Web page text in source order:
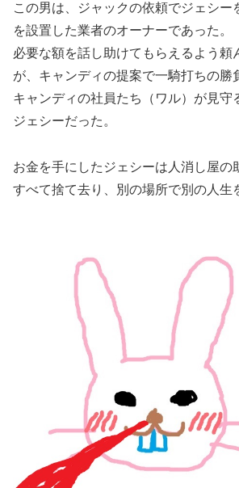
この男は、ジャックの依頼でジェシー
を設置した業者のオーナーであった。
必要な額を話し助けてもらえるよう頼
が、キャンディの提案で一騎打ちの勝
キャンディの社員たち（ワル）が見守
ジェシーだった。
お金を手にしたジェシーは人消し屋の
すべて捨て去り、別の場所で別の人生